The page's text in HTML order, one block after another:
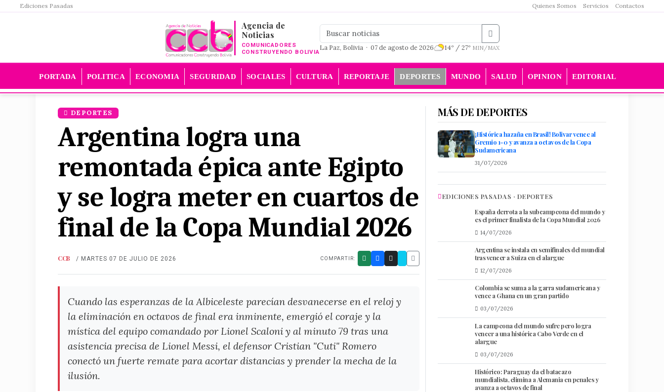
Ediciones Pasadas Quienes Somos Servicios Contactos
Agencia de
Noticias
COMUNICADORES
CONSTRUYENDO BOLIVIA
La Paz, Bolivia · 07 de agosto de 2026 14º / 27º MIN/MAX
PORTADA POLITICA ECONOMIA SEGURIDAD SOCIALES CULTURA REPORTAJE DEPORTES MUNDO SALUD OPINION EDITORIAL
DEPORTES
Argentina logra una
remontada épica ante Egipto
y se logra meter en cuartos de
final de la Copa Mundial 2026
CCB / MARTES 07 DE JULIO DE 2026 COMPARTIR:
Cuando las esperanzas de la Albiceleste parecían desvanecerse en el reloj y
la eliminación en octavos de final era inminente, emergió el coraje y la
mística del equipo comandado por Lionel Scaloni y al minuto 79 tras una
asistencia precisa de Lionel Messi, el defensor Cristian "Cuti" Romero
conectó un fuerte remate para acortar distancias y prender la mecha de la
ilusión.
MÁS DE DEPORTES
​¡Histórica hazaña en Brasil! Bolivar vence al
Gremio 1-0 y avanza a octavos de la Copa
Sudamericana
31/07/2026
EDICIONES PASADAS · DEPORTES
España derrota a la subcampeona del mundo y
es el primer finalista de la Copa Mundial 2026
14/07/2026
Argentina se instala en semifinales del mundial
tras vencer a Suiza en el alargue
12/07/2026
Colombia se suma a la garra sudamericana y
vence a Ghana en un gran partido
03/07/2026
La campeona del mundo sufre pero logra
vencer a una histórica Cabo Verde en el
alargue
03/07/2026
Histórico: Paraguay da el batacazo
mundialista, elimina a Alemania en penales y
avanza a octavos de final